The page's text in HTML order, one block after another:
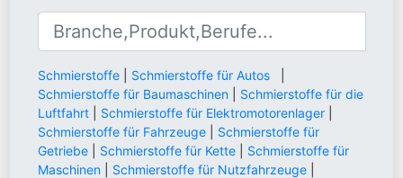
Schmierstoffe Schmierstoffe für Autos
Schmierstoffe für Baumaschinen
Schmierstoffe für die
Luftfahrt
Schmierstoffe für Elektromotorenlager
Schmierstoffe für Fahrzeuge
Schmierstoffe für
Getriebe
Schmierstoffe für Kette
Schmierstoffe für
Maschinen
Schmierstoffe für Nutzfahrzeuge